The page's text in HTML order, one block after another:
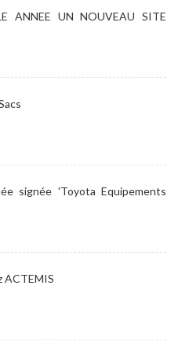
ANNEE UN NOUVEAU SITE
signée 'Toyota Equipements
ACTEMIS